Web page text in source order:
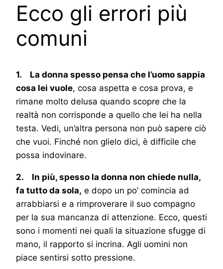
Ecco gli errori più
comuni
1. La donna spesso pensa che l’uomo sappia
cosa lei vuole, cosa aspetta e cosa prova, e
rimane molto delusa quando scopre che la
realtà non corrisponde a quello che lei ha nella
testa. Vedi, un’altra persona non può sapere ciò
che vuoi. Finché non glielo dici, è difficile che
possa indovinare.
2. In più, spesso la donna non chiede nulla,
fa tutto da sola, e dopo un po’ comincia ad
arrabbiarsi e a rimproverare il suo compagno
per la sua mancanza di attenzione. Ecco, questi
sono i momenti nei quali la situazione sfugge di
mano, il rapporto si incrina. Agli uomini non
piace sentirsi sotto pressione.